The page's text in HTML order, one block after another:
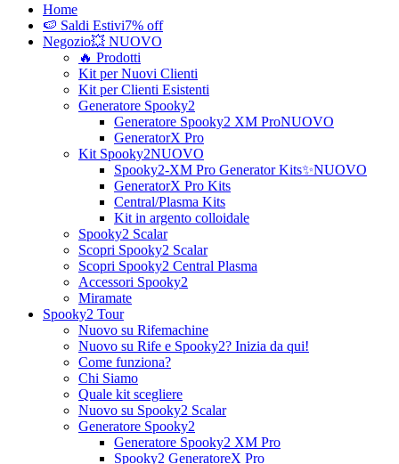
Home
🍉 Saldi Estivi7% off
Negozio💥 NUOVO
🔥 Prodotti
Kit per Nuovi Clienti
Kit per Clienti Esistenti
Generatore Spooky2
Generatore Spooky2 XM ProNUOVO
GeneratorX Pro
Kit Spooky2NUOVO
Spooky2-XM Pro Generator Kits✨NUOVO
GeneratorX Pro Kits
Central/Plasma Kits
Kit in argento colloidale
Spooky2 Scalar
Scopri Spooky2 Scalar
Scopri Spooky2 Central Plasma
Accessori Spooky2
Miramate
Spooky2 Tour
Nuovo su Rifemachine
Nuovo su Rife e Spooky2? Inizia da qui!
Come funziona?
Chi Siamo
Quale kit scegliere
Nuovo su Spooky2 Scalar
Generatore Spooky2
Generatore Spooky2 XM Pro
Spooky2 GeneratoreX Pro